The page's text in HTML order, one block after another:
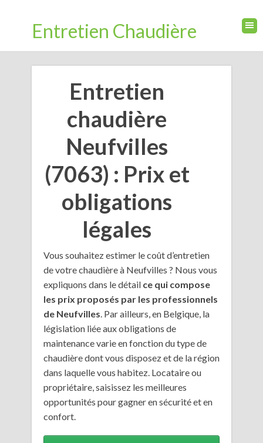
Entretien Chaudière
Entretien
chaudière
Neufvilles
(7063) : Prix et
obligations
légales
Vous souhaitez estimer le coût d’entretien
de votre chaudière à Neufvilles ? Nous vous
expliquons dans le détail ce qui compose
les prix proposés par les professionnels
de Neufvilles. Par ailleurs, en Belgique, la
législation liée aux obligations de
maintenance varie en fonction du type de
chaudière dont vous disposez et de la région
dans laquelle vous habitez. Locataire ou
propriétaire, saisissez les meilleures
opportunités pour gagner en sécurité et en
confort.